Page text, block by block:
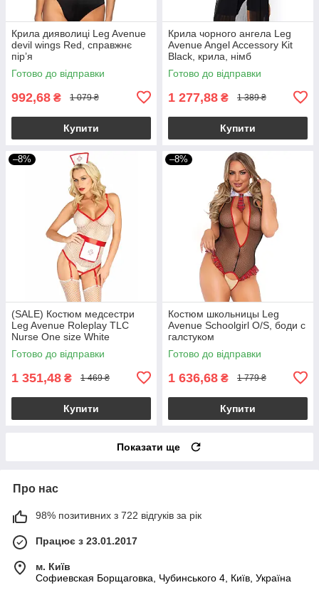
Крила дияволиці Leg Avenue
devil wings Red, справжнє
пір’я
Готово до відправки
992,68 ₴ 1 079 ₴
Купити
Крила чорного ангела Leg
Avenue Angel Accessory Kit
Black, крила, німб
Готово до відправки
1 277,88 ₴ 1 389 ₴
Купити
–8%
(SALE) Костюм медсестри
Leg Avenue Roleplay TLC
Nurse One size White
Готово до відправки
1 351,48 ₴ 1 469 ₴
Купити
–8%
Костюм школьницы Leg
Avenue Schoolgirl O/S, боди с
галстуком
Готово до відправки
1 636,68 ₴ 1 779 ₴
Купити
Показати ще
Про нас
98% позитивних з 722 відгуків за рік
Працює з 23.01.2017
м. Київ
Софиевская Борщаговка, Чубинського 4, Київ, Україна